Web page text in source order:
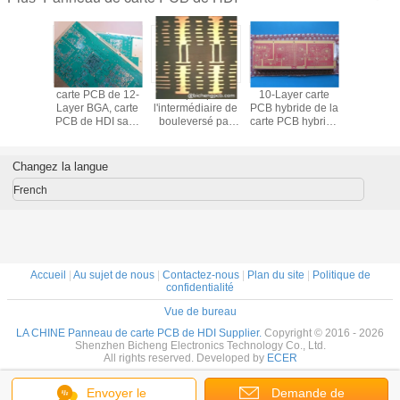
carte PCB de 12-
Layer BGA, carte
PCB de HDI sans
enterré par
l'intermédiaire de
multicouche, de la
de et de sa
fonction
Empilé par
l'intermédiaire de
bouleversé par
1+N+1 HDI |
2+N+2 HDI|
HDI ?
10-Layer carte
PCB hybride de la
carte PCB hybride
soudure et l'or
d'immersion
Envoyer le Demande de
Changez la langue
French
Accueil Au sujet de nous| Contactez-nous| Plan du site
Politique de
confidentialité
Vue de bureau
LA CHINE Panneau de carte PCB de HDI Supplier. Copyright © 2016 - 2026
Shenzhen Bicheng Electronics Technology Co., Ltd.
All rights reserved. Developed by ECER